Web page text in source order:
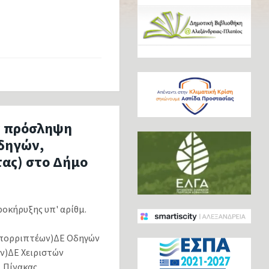
πρόσληψη
στο Δήμο
υπ' αρίθμ.
Οδηγών
Χειριστών